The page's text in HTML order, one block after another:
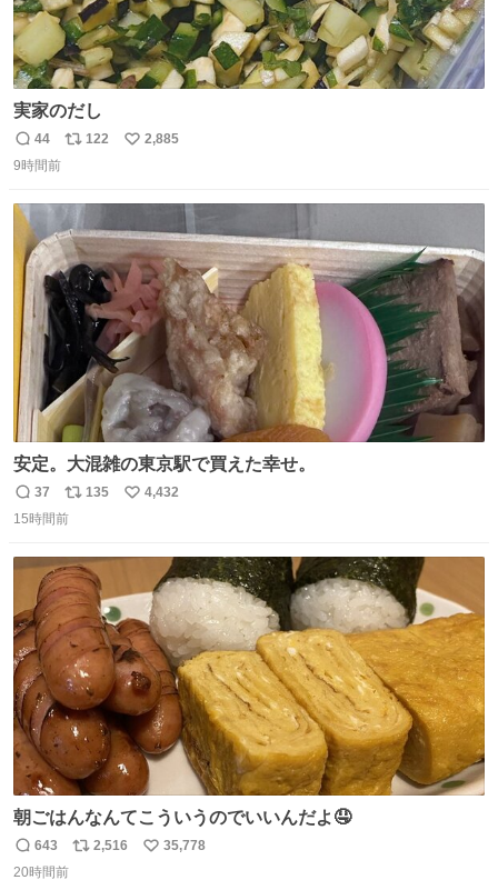
実家のだし
返
信
44
リ
ト
数
122
い
2,885
9時間前
安定。大混雑の東京駅で買えた幸せ。
返
信
37
リ
ポ
ト
数
135
い
4,432
15時間前
朝ごはんなんてこういうのでいいんだよ🤤
返
信
643
リ
2,516
い
35,778
20時間前